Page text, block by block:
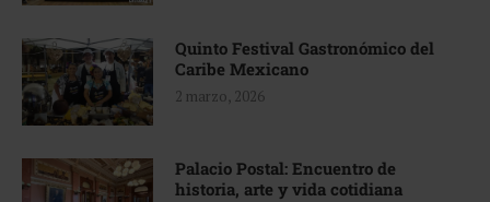
Quinto Festival Gastronómico del
Caribe Mexicano
2 marzo, 2026
Palacio Postal: Encuentro de
historia, arte y vida cotidiana